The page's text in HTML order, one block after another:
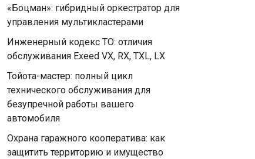
«Боцман»: гибридный оркестратор для
управления мультикластерами
Инженерный кодекс ТО: отличия
обслуживания Exeed VX, RX, TXL, LX
Тойота-мастер: полный цикл
технического обслуживания для
безупречной работы вашего
автомобиля
Охрана гаражного кооператива: как
защитить территорию и имущество